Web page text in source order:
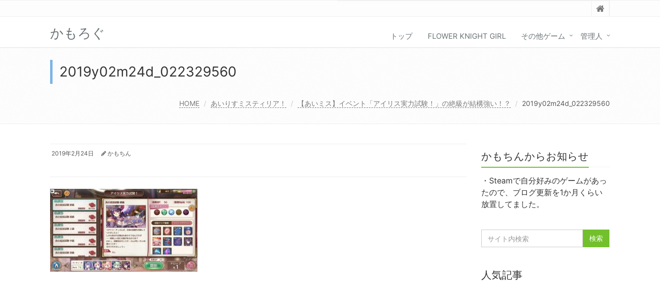
かもろぐ トップ FLOWER KNIGHT GIRL その他ゲーム 管理人
2019y02m24d_022329560
HOME あいりすミスティリア！ 【あいミス】イベント「アイリス実力試験！」の絶級が結構強い！？ 2019y02m24d_022329560
2019年2月24日 かもちん かもちんからお知らせ
・Steamで自分好みのゲームがあっ
たので、ブログ更新を1か月くらい
放置してました。
人気記事